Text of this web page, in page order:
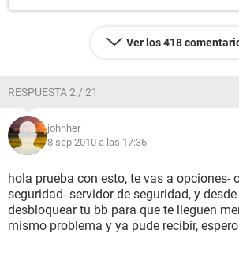
Ver los 418
RESPUESTA 2 / 21
johnher
8 sep 2010 a las 17:36
hola prueba con esto, te vas a opciones-
seguridad- servidor de seguridad, y
desbloquear tu bb para que te lleguen
mismo problema y ya pude recibir,